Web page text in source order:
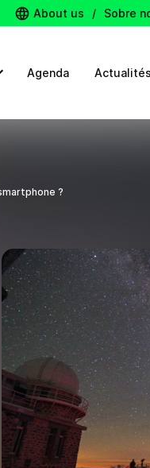
About us / Sobre
Agenda
?